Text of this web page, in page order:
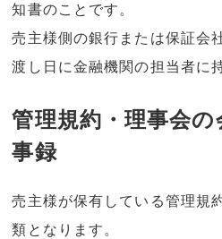
知書のことです。
売主様側の銀行または保証会
渡し日に金融機関の担当者に
管理規約・理事会
事録
売主様が保有している管理規
類となります。